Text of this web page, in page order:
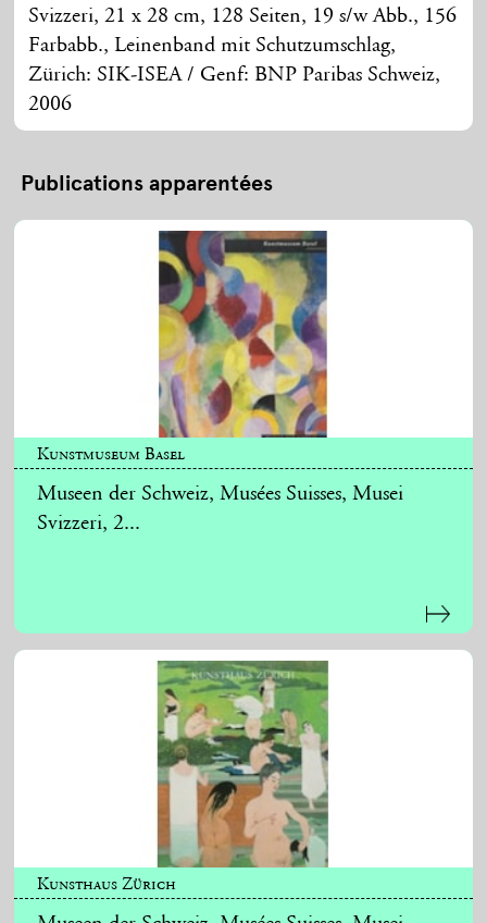
Svizzeri, 21 x 28 cm, 128 Seiten, 19 s/w Abb., 156
Farbabb., Leinenband mit Schutzumschlag,
Zürich: SIK-ISEA / Genf: BNP Paribas Schweiz,
2006
Publications apparentées
Kunstmuseum Basel
Museen der Schweiz, Musées Suisses, Musei
Svizzeri, 2...
Kunsthaus Zürich